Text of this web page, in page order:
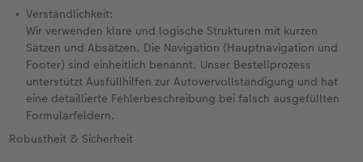
Verständlichkeit:
Wir verwenden klare und logische Strukturen mit kurzen
Sätzen und Absätzen. Die Navigation (Hauptnavigation und
Footer) sind einheitlich benannt. Unser Bestellprozess
unterstützt Ausfüllhilfen zur Autovervollständigung und hat
eine detaillierte Fehlerbeschreibung bei falsch ausgefüllten
Formularfeldern.
Robustheit & Sicherheit